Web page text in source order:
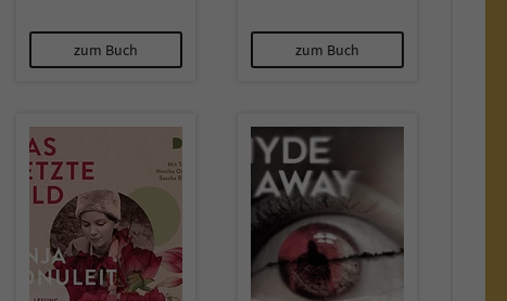
zum Buch zum Buch